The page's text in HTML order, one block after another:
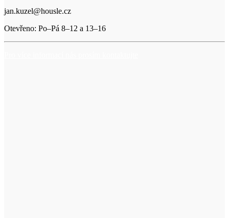
jan.kuzel@housle.cz
Otevřeno: Po–Pá 8–12 a 13–16